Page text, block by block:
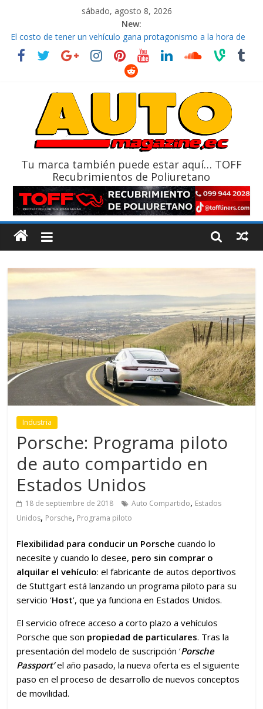
sábado, agosto 8, 2026
New:
El costo de tener un vehículo gana protagonismo a la hora de
decidir
Ultima película ‘Spider‑Man: Brand New Day’ pone en escena a
La Vuelta al Ecuador 2026, edición 47ª, recorre 7 provincias en 8
La FEDAK recibe 12 Sinotruk Bolden para cubrir las rutas de La
Tu marca también puede estar aquí… TOFF
Recubrimientos de Poliuretano
Industria
Porsche: Programa piloto
de auto compartido en
Estados Unidos
18 de septiembre de 2018 Auto Compartido, Estados
Unidos, Porsche, Programa piloto
Flexibilidad para conducir un Porsche cuando lo
necesite y cuando lo desee, pero sin comprar o
alquilar el vehículo: el fabricante de autos deportivos
de Stuttgart está lanzando un programa piloto para su
servicio ‘Host’, que ya funciona en Estados Unidos.
El servicio ofrece acceso a corto plazo a vehículos
Porsche que son propiedad de particulares. Tras la
presentación del modelo de suscripción ‘Porsche
Passport’el año pasado, la nueva oferta es el siguiente
paso en el proceso de desarrollo de nuevos conceptos
de movilidad.